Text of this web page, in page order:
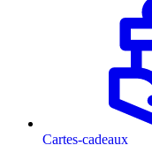
Cartes-cadeaux